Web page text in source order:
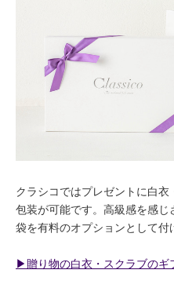
クラシコではプレゼントに白
包装が可能です。高級感を感
袋を有料のオプションとして付
▶︎贈り物の白衣・スクラブのギ